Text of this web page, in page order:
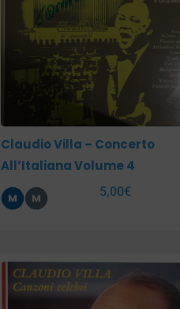
Claudio Villa – Concerto
All’Italiana Volume 4
5,00€